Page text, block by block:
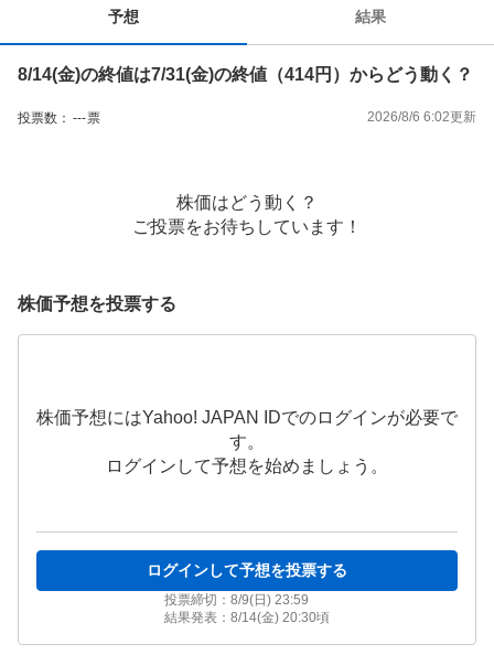
予想 結果
8/14(金)の終値は7/31(金)の終値（414円）からどう動く？
投票数： ---票 2026/8/6 6:02更新
株価はどう動く？
ご投票をお待ちしています！
株価予想を投票する
株価予想にはYahoo! JAPAN IDでのログインが必要で
す。
ログインして予想を始めましょう。
ログインして予想を投票する
投票締切： 8/9(日) 23:59
結果発表： 8/14(金) 20:30頃